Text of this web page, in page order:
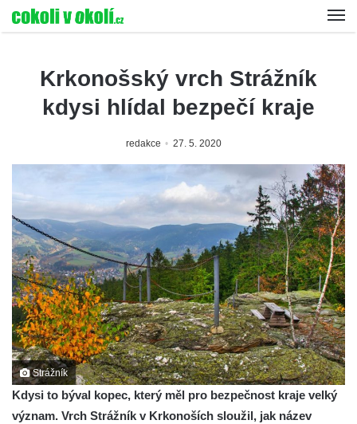
Krkonošský vrch Strážník
kdysi hlídal bezpečí kraje
redakce 27. 5. 2020
Strážník
Kdysi to býval kopec, který měl pro bezpečnost kraje velký
význam. Vrch Strážník v Krkonoších sloužil, jak název